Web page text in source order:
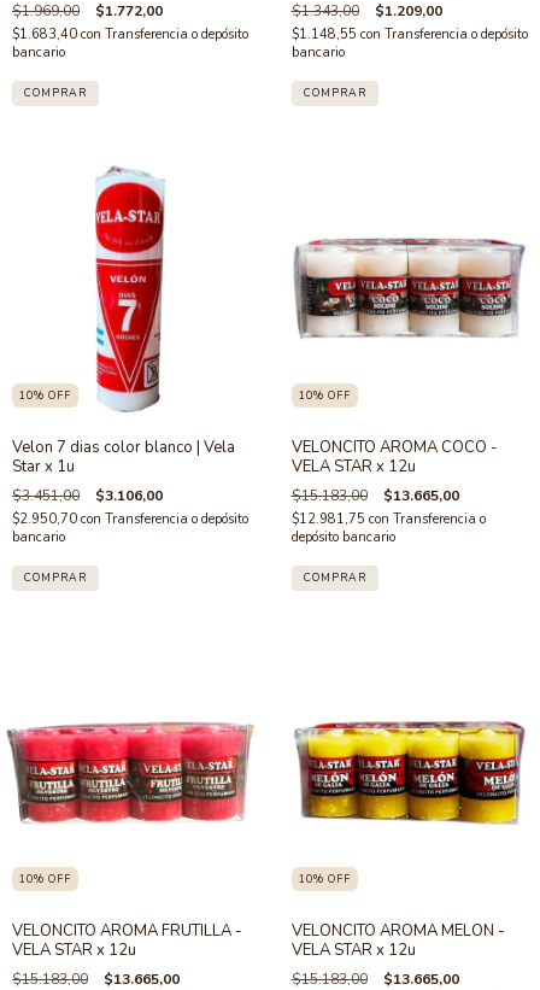
$1.969,00 $1.772,00
$1.683,40 con Transferencia o depósito
bancario
$1.343,00 $1.209,00
$1.148,55 con Transferencia o depósito
bancario
10% OFF
Velon 7 dias color blanco | Vela
Star x 1u
$3.451,00 $3.106,00
$2.950,70 con Transferencia o depósito
bancario
10% OFF
VELONCITO AROMA COCO -
VELA STAR x 12u
$15.183,00 $13.665,00
$12.981,75 con Transferencia o
depósito bancario
10% OFF
VELONCITO AROMA FRUTILLA -
VELA STAR x 12u
$15.183,00 $13.665,00
10% OFF
VELONCITO AROMA MELON -
VELA STAR x 12u
$15.183,00 $13.665,00